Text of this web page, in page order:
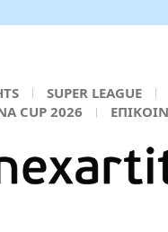
SUPER LEAGUE
CUP 2026